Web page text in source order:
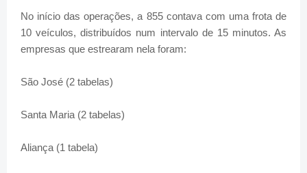
No início das operações, a 855 contava com uma frota de
10 veículos, distribuídos num intervalo de 15 minutos. As
empresas que estrearam nela foram:
São José (2 tabelas)
Santa Maria (2 tabelas)
Aliança (1 tabela)